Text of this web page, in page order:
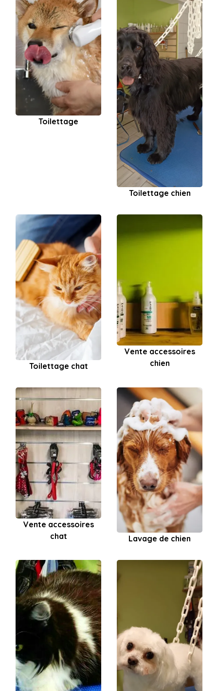
Toilettage
Toilettage chien
Toilettage chat
Vente accessoires
chien
Vente accessoires
chat
Lavage de chien